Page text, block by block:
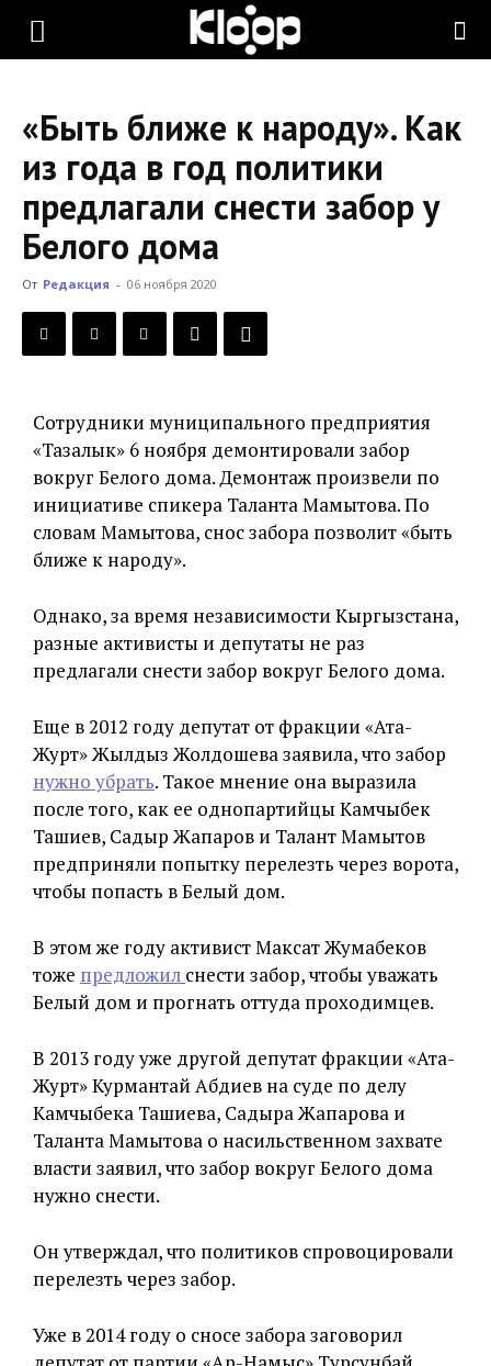
KLOOP.KG
Новости
Кыргызстана
«Быть ближе к народу». Как
из года в год политики
предлагали снести забор у
Белого дома
От Редакция - 06 ноября 2020
Сотрудники муниципального предприятия
«Тазалык» 6 ноября демонтировали забор
вокруг Белого дома. Демонтаж произвели по
инициативе спикера Таланта Мамытова. По
словам Мамытова, снос забора позволит «быть
ближе к народу».
Однако, за время независимости Кыргызстана,
разные активисты и депутаты не раз
предлагали снести забор вокруг Белого дома.
Еще в 2012 году депутат от фракции «Ата-
Журт» Жылдыз Жолдошева заявила, что забор
нужно убрать. Такое мнение она выразила
после того, как ее однопартийцы Камчыбек
Ташиев, Садыр Жапаров и Талант Мамытов
предприняли попытку перелезть через ворота,
чтобы попасть в Белый дом.
В этом же году активист Максат Жумабеков
тоже предложил снести забор, чтобы уважать
Белый дом и прогнать оттуда проходимцев.
В 2013 году уже другой депутат фракции «Ата-
Журт» Курмантай Абдиев на суде по делу
Камчыбека Ташиева, Садыра Жапарова и
Таланта Мамытова о насильственном захвате
власти заявил, что забор вокруг Белого дома
нужно снести.
Он утверждал, что политиков спровоцировали
перелезть через забор.
Уже в 2014 году о сносе забора заговорил